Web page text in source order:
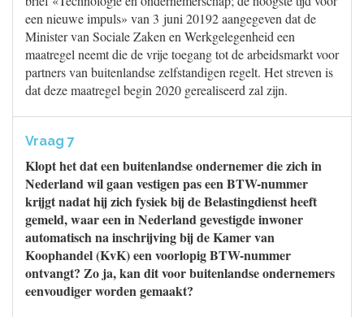
een nieuwe impuls» van 3 juni 20192 aangegeven dat de
Minister van Sociale Zaken en Werkgelegenheid een
maatregel neemt die de vrije toegang tot de arbeidsmarkt voor
partners van buitenlandse zelfstandigen regelt. Het streven is
dat deze maatregel begin 2020 gerealiseerd zal zijn.
Vraag 7
Klopt het dat een buitenlandse ondernemer die zich in
Nederland wil gaan vestigen pas een BTW-nummer
krijgt nadat hij zich fysiek bij de Belastingdienst heeft
gemeld, waar een in Nederland gevestigde inwoner
automatisch na inschrijving bij de Kamer van
Koophandel (KvK) een voorlopig BTW-nummer
ontvangt? Zo ja, kan dit voor buitenlandse ondernemers
eenvoudiger worden gemaakt?